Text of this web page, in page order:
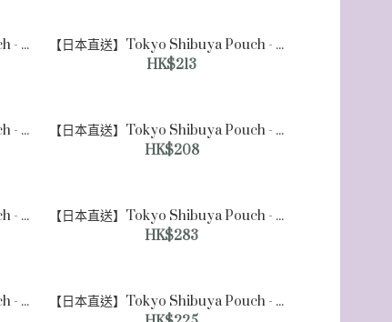
【日本直送】Tokyo Shibuya Pouch - 雙色方形蕾絲軟包 [單肩包]（粉紅色）
【日本直送】Tokyo Shibuya Pouch - 雙色方形蕾絲軟包 [大號]（粉紅色）
HK$213
【日本直送】Tokyo Shibuya Pouch - 復古格紋軟包 [大號]（米色）
【日本直送】Tokyo Shibuya Pouch - 雙色霧面軟包 [ [中號]（黑色）
HK$208
【日本直送】Tokyo Shibuya Pouch - 中花蕾絲軟包 [中號]（黑色）
【日本直送】Tokyo Shibuya Pouch - 閃亮軟包 [單肩包]（銀色）
HK$283
【日本直送】Tokyo Shibuya Pouch - 閃亮軟包 [中號]（銀色）
【日本直送】Tokyo Shibuya Pouch - 雙色霧面軟包 [大號]（黑色）